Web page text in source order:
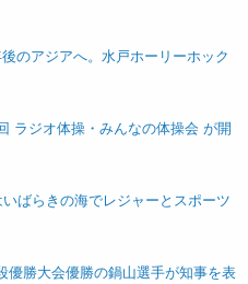
のアジアへ。水戸ホーリーホック
ラジオ体操・みんなの体操会 が開
ばらきの海でレジャーとスポーツ
優勝大会優勝の鍋山選手が知事を表